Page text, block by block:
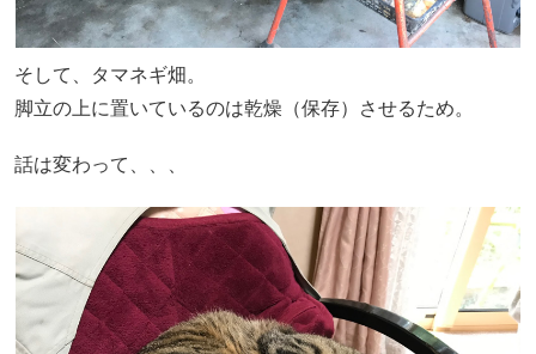
そして、タマネギ畑。
脚立の上に置いているのは乾燥（保存）させるため。
話は変わって、、、